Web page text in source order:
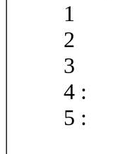
1
2
3
4 :
5 :